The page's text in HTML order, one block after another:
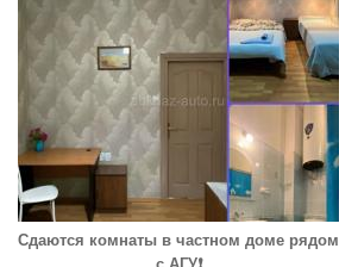
Сдаются комнаты в частном доме рядом